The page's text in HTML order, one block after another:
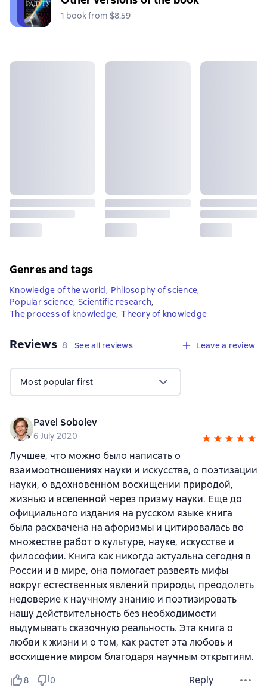
1 book from $8.59
Genres and tags
Knowledge of the world, Philosophy of science,
Popular science, Scientific research,
The process of knowledge, Theory of knowledge
Reviews 8 reviews
8 See all reviews Leave a review
Most popular first
Pavel Sobolev
6 July 2020
Лучшее, что можно было написать о
взаимоотношениях науки и искусства, о поэтизации
науки, о вдохновенном восхищении природой,
жизнью и вселенной через призму науки. Еще до
официального издания на русском языке книга
была расхвачена на афоризмы и цитировалась во
множестве работ о культуре, науке, искусстве и
философии. Книга как никогда актуальна сегодня в
России и в мире, она помогает развеять мифы
вокруг естественных явлений природы, преодолеть
недоверие к научному знанию и поэтизировать
нашу действительность без необходимости
выдумывать сказочную реальность. Эта книга о
любви к жизни и о том, как растет эта любовь и
восхищение миром благодаря научным открытиям.
8 0 Reply